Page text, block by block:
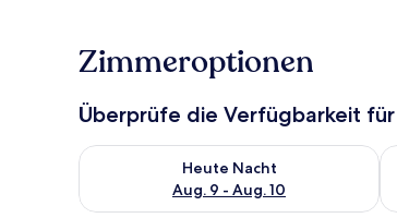
Zimmeroptionen
Überprüfe die Verfügbarkeit
Heute Nacht
Aug. 9 - Aug. 10
Überprüfe die Verfügbarkeit für heute